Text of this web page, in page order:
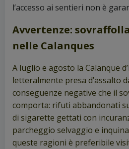
l’accesso ai sentieri non è
Avvertenze:
nelle Calanques
A luglio e agosto la Calanque
letteralmente presa d’assalto
conseguenze negative che il
comporta: rifuti abbandonati
di sigarette gettati con
parcheggio selvaggio e
queste ragioni è preferibile